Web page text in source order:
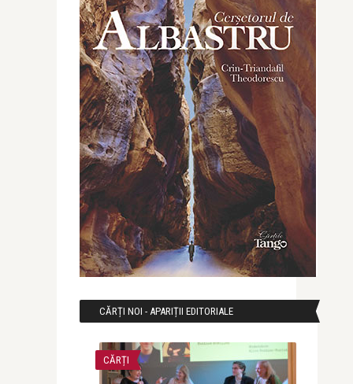
CĂRȚI NOI - APARIȚII EDITORIALE
CĂRȚI